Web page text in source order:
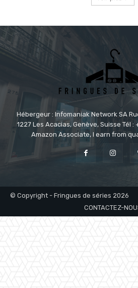
Hébergeur : Infomaniak Network SA
1227 Les Acacias, Genève, Suisse Tél
Amazon Associate, I earn from
© Copyright - Fringues de séries 2026
CONTACTEZ-